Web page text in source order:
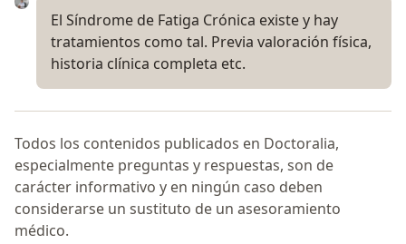
El Síndrome de Fatiga Crónica existe y hay
tratamientos como tal. Previa valoración física,
historia clínica completa etc.
Todos los contenidos publicados en Doctoralia,
especialmente preguntas y respuestas, son de
carácter informativo y en ningún caso deben
considerarse un sustituto de un asesoramiento
médico.